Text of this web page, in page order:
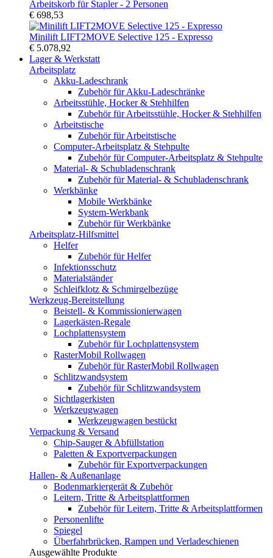
Arbeitskorb für Stapler - 2 Personen
€ 698,53
Minilift LIFT2MOVE Selective 125 - Expresso
€ 5.078,92
Lager & Werkstatt
Arbeitsplatz
Akku-Ladeschrank
Zubehör für Akku-Ladeschränke
Arbeitsstühle, Hocker & Stehhilfen
Zubehör für Arbeitsstühle, Hocker & Stehhilfen
Arbeitstische
Zubehör für Arbeitstische
Computer-Arbeitsplatz & Stehpulte
Zubehör für Computer-Arbeitsplatz & Stehpulte
Material- & Schubladenschrank
Zubehör für Material- & Schubladenschrank
Werkbänke
Mobile Werkbänke
System-Werkbank
Zubehör für Werkbänke
Arbeitsplatz-Hilfsmittel
Helfer
Zubehör für Helfer
Infektionsschutz
Materialständer
Schleifklotz & Schmirgelbezüge
Werkzeug-Bereitstellung
Beistell- & Kommissionierwagen
Lagerkästen-Regale
Lochplattensystem
Zubehör für Lochplattensystem
RasterMobil Rollwagen
Zubehör für RasterMobil Rollwagen
Schlitzwandsystem
Zubehör für Schlitzwandsystem
Sichtlagerkisten
Werkzeugwagen
Werkzeugwagen bestückt
Verpackung & Versand
Chip-Sauger & Abfüllstation
Paletten & Exportverpackungen
Zubehör für Exportverpackungen
Hallen- & Außenanlage
Bodenmarkiergerät & Zubehör
Leitern, Tritte & Arbeitsplattformen
Zubehör für Leitern, Tritte & Arbeitsplattformen
Personenlifte
Spiegel
Überfahrbrücken, Rampen und Verladeschienen
Ausgewählte Produkte